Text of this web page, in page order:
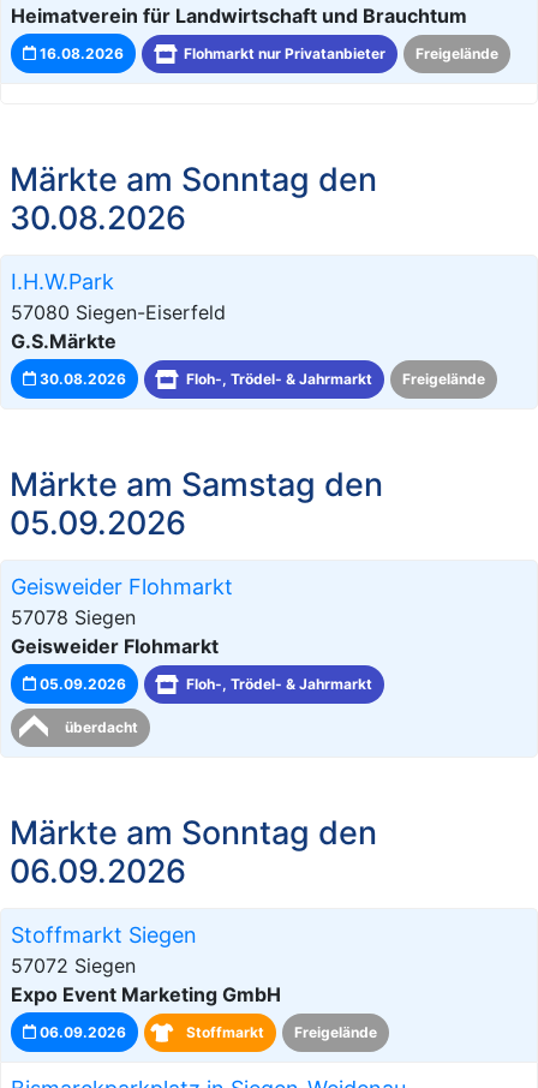
Heimatverein für Landwirtschaft und Brauchtum
16.08.2026 Flohmarkt nur Privatanbieter Freigelände
Märkte am Sonntag den
30.08.2026
I.H.W.Park
57080 Siegen-Eiserfeld
G.S.Märkte
30.08.2026 Floh-, Trödel- & Jahrmarkt Freigelände
Märkte am Samstag den
05.09.2026
Geisweider Flohmarkt
57078 Siegen
Geisweider Flohmarkt
05.09.2026 Floh-, Trödel- & Jahrmarkt
überdacht
Märkte am Sonntag den
06.09.2026
Stoffmarkt Siegen
57072 Siegen
Expo Event Marketing GmbH
06.09.2026 Stoffmarkt Freigelände